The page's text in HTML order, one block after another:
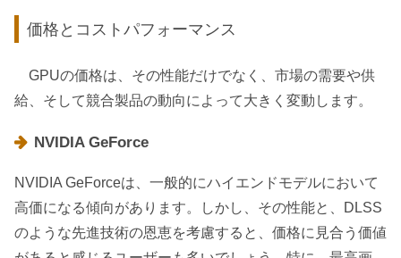
価格とコストパフォーマンス
GPUの価格は、その性能だけでなく、市場の需要や供
給、そして競合製品の動向によって大きく変動します。
NVIDIA GeForce
NVIDIA GeForceは、一般的にハイエンドモデルにおいて
高価になる傾向があります。しかし、その性能と、DLSS
のような先進技術の恩恵を考慮すると、価格に見合う価値